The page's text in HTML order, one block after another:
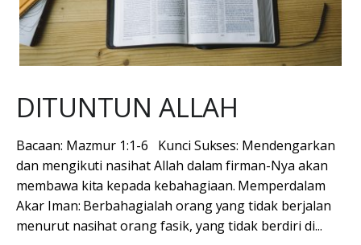
DITUNTUN ALLAH
Bacaan: Mazmur 1:1-6 Kunci Sukses: Mendengarkan
dan mengikuti nasihat Allah dalam firman-Nya akan
membawa kita kepada kebahagiaan. Memperdalam
Akar Iman: Berbahagialah orang yang tidak berjalan
menurut nasihat orang fasik, yang tidak berdiri di...